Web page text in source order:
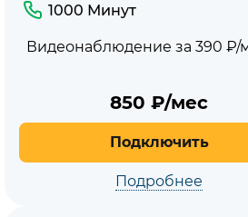
1000 Минут
Видеонаблюдение за 390 ₽/
850 ₽/мес
Подключить
Подробнее